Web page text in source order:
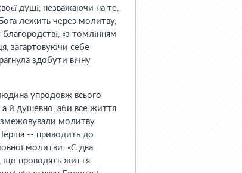
душі, незважаючи на те,
лежить через молитву,
«з томлінням
загартовуючи себе
здобути вічну
упродовж всього
й душевно, аби все життя
молитву
Перша -- приводить до
молитви. «Є два
що проводять життя